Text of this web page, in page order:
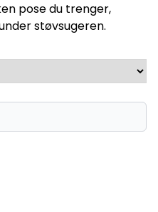
pose du trenger,
støvsugeren.